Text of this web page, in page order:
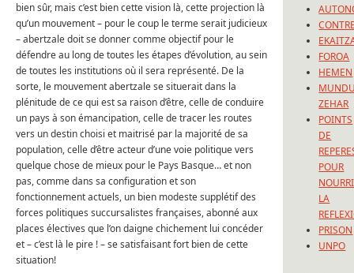
bien sûr, mais c’est bien cette vision là, cette projection là
qu’un mouvement – pour le coup le terme serait judicieux
– abertzale doit se donner comme objectif pour le
défendre au long de toutes les étapes d’évolution, au sein
de toutes les institutions où il sera représenté. De la
sorte, le mouvement abertzale se situerait dans la
plénitude de ce qui est sa raison d’être, celle de conduire
un pays à son émancipation, celle de tracer les routes
vers un destin choisi et maitrisé par la majorité de sa
population, celle d’être acteur d’une voie politique vers
quelque chose de mieux pour le Pays Basque… et non
pas, comme dans sa configuration et son
fonctionnement actuels, un bien modeste supplétif des
forces politiques succursalistes françaises, abonné aux
places électives que l’on daigne chichement lui concéder
et – c’est là le pire ! – se satisfaisant fort bien de cette
situation!
FOROA
HEMEN
ZEHAR
POINTS
DE
POUR
LA
PRISON
UNPO